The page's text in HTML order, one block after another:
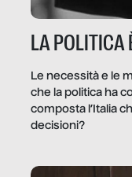
LA POLITICA
Le necessità e le
che la politica ha
composta l’Italia
decisioni?